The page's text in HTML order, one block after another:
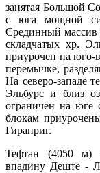
занятая Большой
с юга мощной
Срединный массив
складчатых хр.
приурочен на юго-
перемычке,
На северо-западе
Эльбурс и близ
ограничен на юге
блокам
Гиранриг.
Тефтан (4050 м)
впадину Деште -